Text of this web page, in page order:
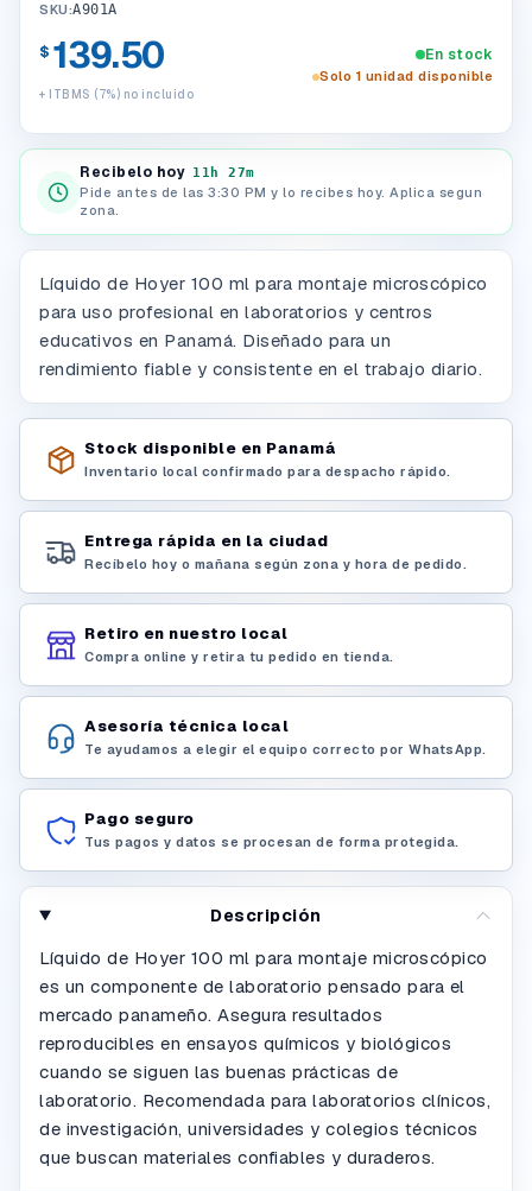
SKU:A901A
$ 139.50
+ ITBMS (7%) no incluido
En stock
Solo 1 unidad disponible
Recibelo hoy 11h 27m
Pide antes de las 3:30 PM y lo recibes hoy. Aplica segun
zona.
Líquido de Hoyer 100 ml para montaje microscópico
para uso profesional en laboratorios y centros
educativos en Panamá. Diseñado para un
rendimiento fiable y consistente en el trabajo diario.
Stock disponible en Panamá
Inventario local confirmado para despacho rápido.
Entrega rápida en la ciudad
Recíbelo hoy o mañana según zona y hora de pedido.
Retiro en nuestro local
Compra online y retira tu pedido en tienda.
Asesoría técnica local
Te ayudamos a elegir el equipo correcto por WhatsApp.
Pago seguro
Tus pagos y datos se procesan de forma protegida.
Descripción
Líquido de Hoyer 100 ml para montaje microscópico
es un componente de laboratorio pensado para el
mercado panameño. Asegura resultados
reproducibles en ensayos químicos y biológicos
cuando se siguen las buenas prácticas de
laboratorio. Recomendada para laboratorios clínicos,
de investigación, universidades y colegios técnicos
que buscan materiales confiables y duraderos.